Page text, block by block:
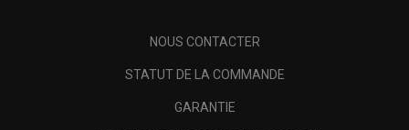
NOUS CONTACTER
STATUT DE LA COMMANDE
GARANTIE